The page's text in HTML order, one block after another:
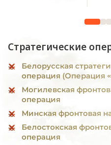
Стратегические
Белорусская
операция (Операция
Могилевская
операция
Минская фронтовая
Белостокская
операция